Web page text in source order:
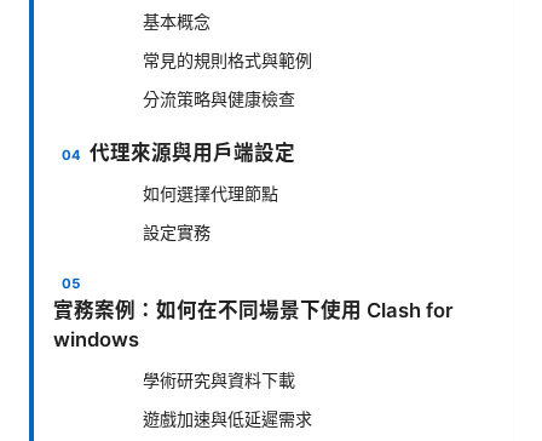
基本概念
常見的規則格式與範例
分流策略與健康檢查
代理來源與用戶端設定
如何選擇代理節點
設定實務
實務案例：如何在不同場景下使用 Clash for
windows
學術研究與資料下載
遊戲加速與低延遲需求